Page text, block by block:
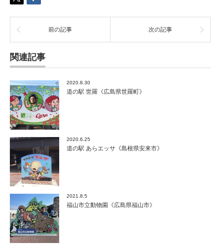
倉
は
前の記事 次の記事
関連記事
2020.8.30
道の駅 世羅《広島県世羅町》
2020.6.25
道の駅 あらエッサ《島根県安来市》
2021.8.5
福山市立動物園《広島県福山市》